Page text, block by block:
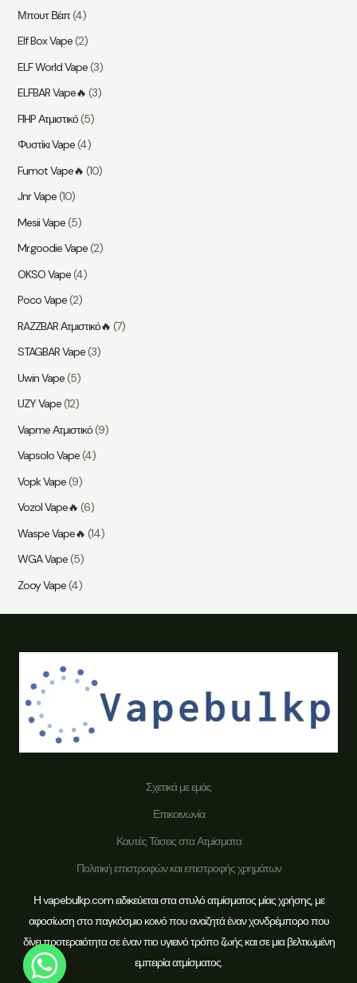
Μπουτ Βέιπ(4)
Elf Box Vape(2)
ELF World Vape(3)
ELFBAR Vape🔥 (3)
FIHP Ατμιστικό(5)
Φυστίκι Vape(4)
Fumot Vape🔥 (10)
Jnr Vape(10)
Mesii Vape(5)
Mr.goodie Vape(2)
OKSO Vape(4)
Poco Vape(2)
RAZZBAR Ατμιστικό🔥 (7)
STAGBAR Vape(3)
Uwin Vape(5)
UZY Vape(12)
Vapme Ατμιστικό(9)
Vapsolo Vape(4)
Vopk Vape(9)
Vozol Vape🔥 (6)
Waspe Vape🔥 (14)
WGA Vape(5)
Zooy Vape(4)
Σχετικά με εμάς
Επικοινωνία
Καυτές Τάσεις στα Ατμίσματα
Πολιτική επιστροφών και επιστροφής χρημάτων
Η vapebulkp.com ειδικεύεται στα στυλό ατμίσματος μίας χρήσης, με
αφοσίωση στο παγκόσμιο κοινό που αναζητά έναν χονδρέμπορο που
δίνει προτεραιότητα σε έναν πιο υγιεινό τρόπο ζωής και σε μια βελτιωμένη
εμπειρία ατμίσματος.
Καλώς ήρθατε στο Vapebulkp
Γειά σου Επικοινωνήστε με τη Mandy
μέσω WhatsApp για το κουπόνι νέας